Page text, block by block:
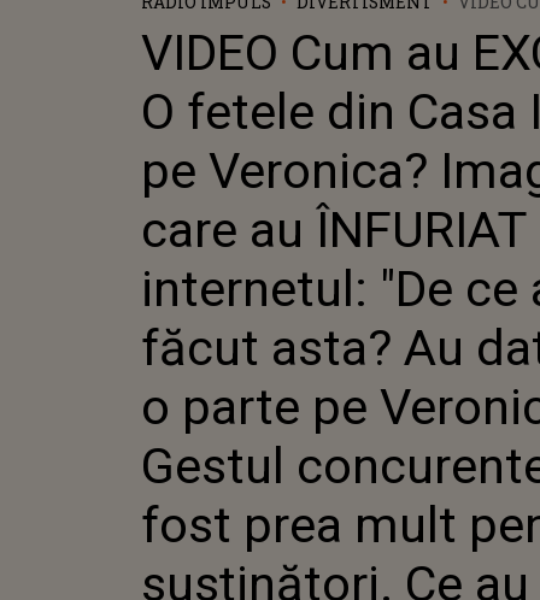
IUBIRII
"DE CE
AU DAT-
FOST
PENTRU
VIDEO Cum au
O fetele din Casa
pe Veronica?
care au ÎNFURIAT
internetul: "De ce
făcut asta? Au
o parte pe
Gestul
fost prea mult
susținători. Ce